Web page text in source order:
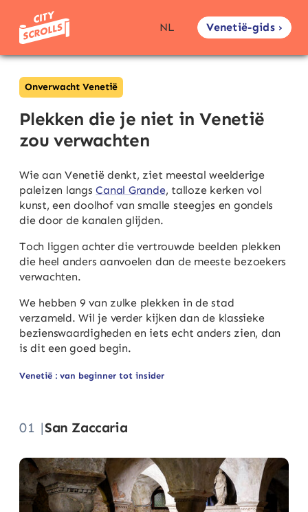
NL Venetië-gids ›
Plekken die je niet in Venetië
zou verwachten
Onverwacht Venetië
Wie aan Venetië denkt, ziet meestal weelderige
paleizen langsCanal Grande, talloze kerken vol
kunst, een doolhof van smalle steegjes en gondels
die door de kanalen glijden.
Toch liggen achter die vertrouwde beelden plekken
die heel anders aanvoelen dan de meeste bezoekers
verwachten.
We hebben 9 van zulke plekken in de stad
verzameld. Wil je verder kijken dan de klassieke
bezienswaardigheden en iets echt anders zien, dan
is dit een goed begin.
Venetië : van beginner tot insider
01 |San Zaccaria